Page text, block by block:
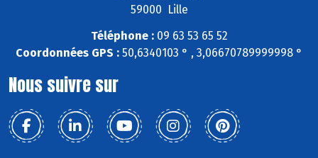
59000 Lille
Téléphone :09 63 53 65 52
Coordonnées GPS : 50,6340103 ° , 3,06670789999998 °
Nous suivre sur